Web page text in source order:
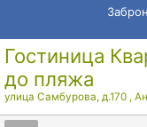
Гостиница
до пляжа
улица Самбурова, д.170 ,